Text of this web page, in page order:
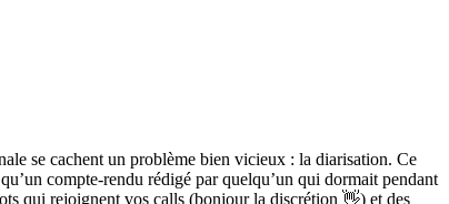
se cachent un problème bien vicieux : la diarisation. Ce
compte-rendu rédigé par quelqu’un qui dormait pendant
qui rejoignent vos calls (bonjour la discrétion 👋) et des